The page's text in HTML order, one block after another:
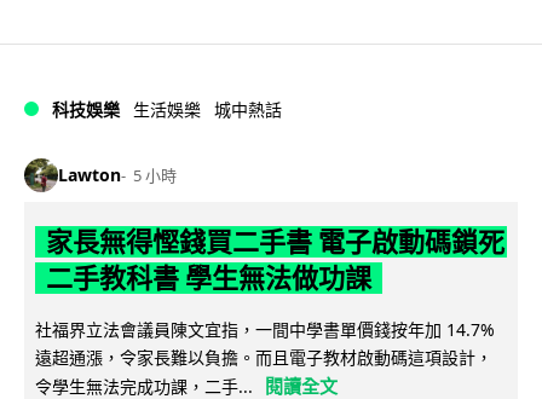
科技娛樂 生活娛樂 城中熱話
Lawton 5 小時
家長無得慳錢買二手書 電子啟動碼鎖死
二手教科書 學生無法做功課
社福界立法會議員陳文宜指，一間中學書單價錢按年加 14.7%
遠超通漲，令家長難以負擔。而且電子教材啟動碼這項設計，
令學生無法完成功課，二手...
閱讀全文